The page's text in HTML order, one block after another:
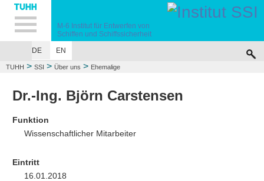
Hauptnavigation
Unternavigation
Inhalt
Suche
M-6 Institut für Entwerfen von
Schiffen und Schiffssicherheit
DE
EN
TUHH > SSI > Über uns > Ehemalige
Dr.-Ing. Björn Carstensen
Funktion
Wissenschaftlicher Mitarbeiter
Eintritt
16.01.2018